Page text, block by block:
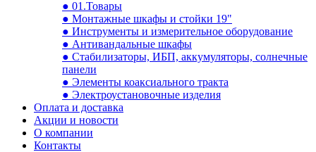
● 01.Товары
● Монтажные шкафы и стойки 19"
● Инструменты и измерительное оборудование
● Антивандальные шкафы
● Стабилизаторы, ИБП, аккумуляторы, солнечные
панели
● Элементы коаксиального тракта
● Электроустановочные изделия
Оплата и доставка
Акции и новости
О компании
Контакты